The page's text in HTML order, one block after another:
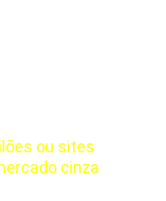
ou sites
cinza